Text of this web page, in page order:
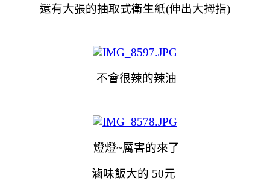
還有大張的抽取式衛生紙(伸出大拇指)
不會很辣的辣油
燈燈~厲害的來了
滷味飯大的 50元